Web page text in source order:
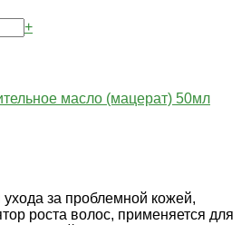
+
масло (мацерат) 50мл
ухода за проблемной кожей,
роста волос, применяется для